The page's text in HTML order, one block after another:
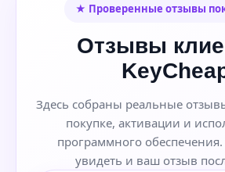
★ Проверенные отзывы
Отзывы
Здесь собраны реальные
покупке, активации и
программного
увидеть и ваш отзыв